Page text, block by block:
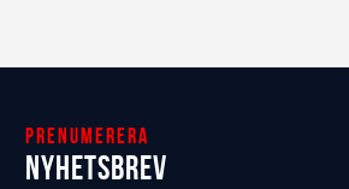
Prenumerera
Nyhetsbrev